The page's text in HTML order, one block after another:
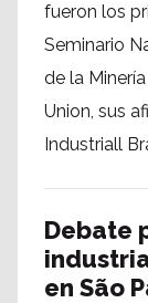
fueron los
Seminario
de la
Union, sus
Industriall
Debate
en São